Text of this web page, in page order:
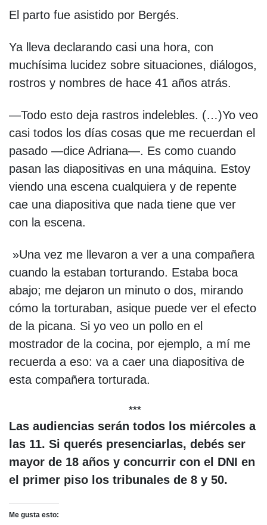
El parto fue asistido por Bergés.
Ya lleva declarando casi una hora, con
muchísima lucidez sobre situaciones, diálogos,
rostros y nombres de hace 41 años atrás.
—Todo esto deja rastros indelebles. (…)Yo veo
casi todos los días cosas que me recuerdan el
pasado —dice Adriana—. Es como cuando
pasan las diapositivas en una máquina. Estoy
viendo una escena cualquiera y de repente
cae una diapositiva que nada tiene que ver
con la escena.
»Una vez me llevaron a ver a una compañera
cuando la estaban torturando. Estaba boca
abajo; me dejaron un minuto o dos, mirando
cómo la torturaban, asique puede ver el efecto
de la picana. Si yo veo un pollo en el
mostrador de la cocina, por ejemplo, a mí me
recuerda a eso: va a caer una diapositiva de
esta compañera torturada.
***
Las audiencias serán todos los miércoles a
las 11. Si querés presenciarlas, debés ser
mayor de 18 años y concurrir con el DNI en
el primer piso los tribunales de 8 y 50.
Me gusta esto: